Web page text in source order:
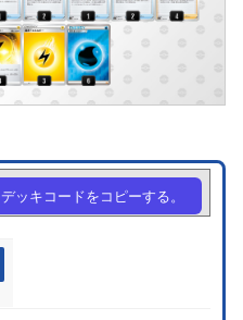
デッキコードをコピーする。